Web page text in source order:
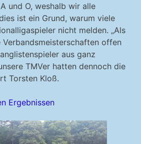
und O, weshalb wir alle
ist ein Grund, warum viele
nicht melden. „Als
offen
aus ganz
TMVer hatten dennoch die
Torsten Kloß.
Ergebnissen